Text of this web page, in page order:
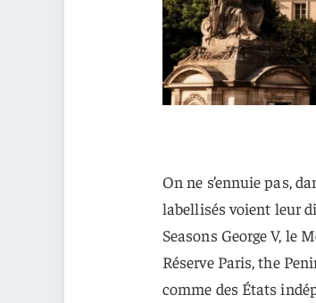
On ne s’ennuie pas,
labellisés voient leur
Seasons George V, le
Réserve Paris, the
comme des États